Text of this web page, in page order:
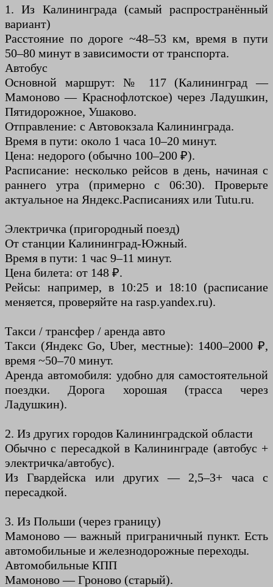
1. Из Калининграда (самый распространённый
вариант)
Расстояние по дороге ~48–53 км, время в пути
50–80 минут в зависимости от транспорта.
Автобус
Основной маршрут: № 117 (Калининград —
Мамоново — Краснофлотское) через Ладушкин,
Пятидорожное, Ушаково.
Отправление: с Автовокзала Калининграда.
Время в пути: около 1 часа 10–20 минут.
Цена: недорого (обычно 100–200 ₽).
Расписание: несколько рейсов в день, начиная с
раннего утра (примерно с 06:30). Проверьте
актуальное на Яндекс.Расписаниях или Tutu.ru.
Электричка (пригородный поезд)
От станции Калининград-Южный.
Время в пути: 1 час 9–11 минут.
Цена билета: от 148 ₽.
Рейсы: например, в 10:25 и 18:10 (расписание
меняется, проверяйте на rasp.yandex.ru).
Такси / трансфер / аренда авто
Такси (Яндекс Go, Uber, местные): 1400–2000 ₽,
время ~50–70 минут.
Аренда автомобиля: удобно для самостоятельной
поездки. Дорога хорошая (трасса через
Ладушкин).
2. Из других городов Калининградской области
Обычно с пересадкой в Калининграде (автобус +
электричка/автобус).
Из Гвардейска или других — 2,5–3+ часа с
пересадкой.
3. Из Польши (через границу)
Мамоново — важный приграничный пункт. Есть
автомобильные и железнодорожные переходы.
Автомобильные КПП
Мамоново — Гроново (старый).